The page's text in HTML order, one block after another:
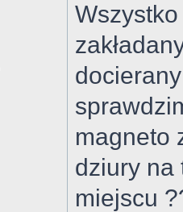
Wszystko
magneto
dziury na
miejscu